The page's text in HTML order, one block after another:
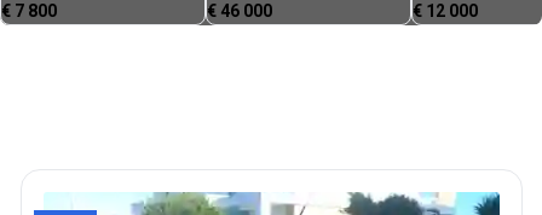
€ 7 800 € 46 000 € 12 000